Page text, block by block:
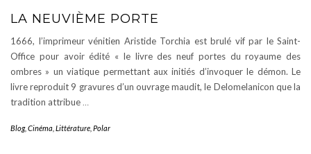
LA NEUVIÈME PORTE
1666, l’imprimeur vénitien Aristide Torchia est brulé vif par le Saint-
Office pour avoir édité « le livre des neuf portes du royaume des
ombres » un viatique permettant aux initiés d’invoquer le démon. Le
livre reproduit 9 gravures d’un ouvrage maudit, le Delomelanicon que la
tradition attribue …
Blog, Cinéma Littérature Polar